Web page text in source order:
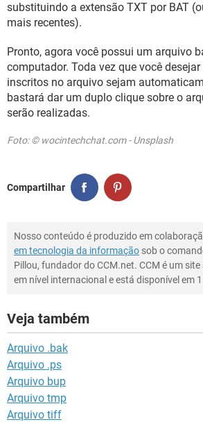
substituindo a extensão TXT por BAT
mais recentes).
Pronto, agora você possui um arquivo
computador. Toda vez que você
inscritos no arquivo sejam
bastará dar um duplo clique sobre o
serão realizadas.
Foto: © wocintechchat.com - Unsplash
Compartilhar
Nosso conteúdo é produzido em
em tecnologia da informação sob o
Pillou, fundador do CCM.net. CCM é um
em nível internacional e está disponível em
Veja também
Arquivo .bak
Arquivo .ps
Arquivo bup
Arquivo tmp
Arquivo tiff